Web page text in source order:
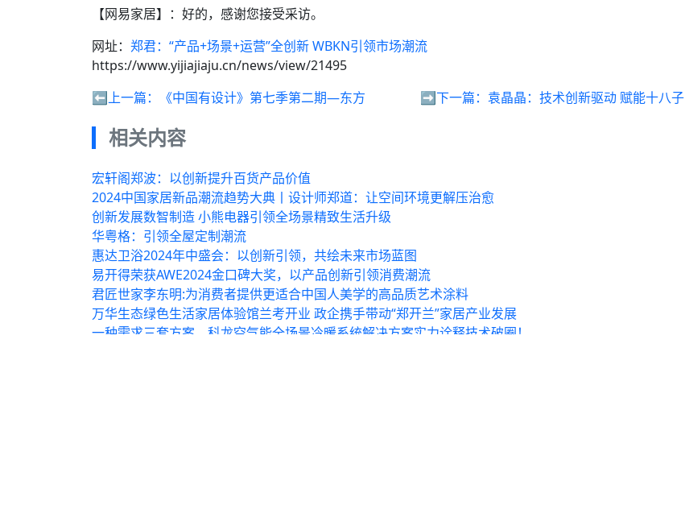
【网易家居】：好的，感谢您接受采访。
网址： 郑君：“产品+场景+运营”全创新 WBKN引领市场潮流
https://www.yijiajiaju.cn/news/view/21495
⬅️上一篇：
《中国有设计》第七季第二期—东方 ➡️下一篇： 袁晶晶：技术创新驱动 赋能十八子
相关内容
宏轩阁郑波：以创新提升百货产品价值
2024中国家居新品潮流趋势大典丨设计师郑道：让空间环境更解压治愈
创新发展数智制造 小熊电器引领全场景精致生活升级
华粤格：引领全屋定制潮流
惠达卫浴2024年中盛会：以创新引领，共绘未来市场蓝图
易开得荣获AWE2024金口碑大奖，以产品创新引领消费潮流
君匠世家李东明:为消费者提供更适合中国人美学的高品质艺术涂料
万华生态绿色生活家居体验馆兰考开业 政企携手带动“郑开兰”家居产业发展
一种需求三套方案，科龙空气能全场景冷暖系统解决方案实力诠释技术破圈！